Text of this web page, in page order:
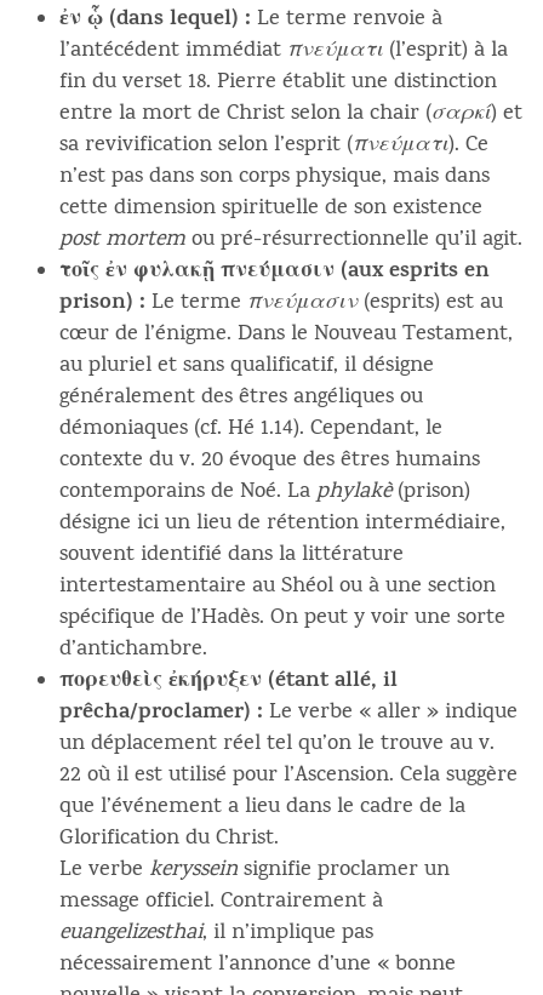
ἐν ᾧ (dans lequel) : Le terme renvoie à
l’antécédent immédiat πνεύματι (l’esprit) à la
fin du verset 18. Pierre établit une distinction
entre la mort de Christ selon la chair (σαρκί) et
sa revivification selon l’esprit (πνεύματι). Ce
n’est pas dans son corps physique, mais dans
cette dimension spirituelle de son existence
post mortemou pré-résurrectionnelle qu’il agit.
τοῖς ἐν φυλακῇ πνεύμασιν (aux esprits en
prison) : Le terme πνεύμασιν(esprits) est au
cœur de l’énigme. Dans le Nouveau Testament,
au pluriel et sans qualificatif, il désigne
généralement des êtres angéliques ou
démoniaques (cf. Hé 1.14). Cependant, le
contexte du v. 20 évoque des êtres humains
contemporains de Noé. Laphylakè(prison)
désigne ici un lieu de rétention intermédiaire,
souvent identifié dans la littérature
intertestamentaire au Shéol ou à une section
spécifique de l’Hadès. On peut y voir une sorte
d’antichambre.
πορευθεὶς ἐκήρυξεν (étant allé, il
prêcha/proclamer) : Le verbe « aller » indique
un déplacement réel tel qu’on le trouve au v.
22 où il est utilisé pour l’Ascension. Cela suggère
que l’événement a lieu dans le cadre de la
Glorification du Christ.
Le verbe kerysseinsignifie proclamer un
message officiel. Contrairement à
euangelizesthai, il n’implique pas
nécessairement l’annonce d’une « bonne